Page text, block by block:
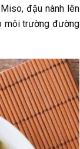
đậu nành lên
môi trường đường